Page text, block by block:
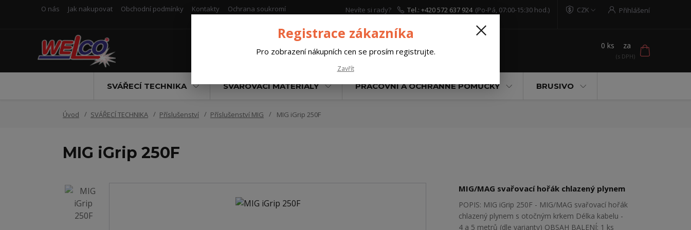
O nás Jak nakupovat Obchodní podmínky Kontakty Ochrana soukromí CZK Přihlášení
Nevíte si rady?
Tel.: +420 572 637 924 (Po-Pá, 07:00-15:30 hod.)
0 ks za
SVÁŘECÍ TECHNIKA SVAŘOVACÍ MATERIÁLY PRACOVNÍ A OCHRANNÉ POMŮCKY BRUSIVO
Úvod SVÁŘECÍ TECHNIKA Příslušenství Příslušenství MIG MIG iGrip 250F
MIG iGrip 250F
MIG/MAG svařovací hořák chlazený plynem
POPIS: MIG iGrip 250F - MIG/MAG svařovací hořák
chlazený plynem s otočným krkem Délka kabelu -
4 a 5 metrů (dle varianty) OBSAH BALENÍ: 1 ks
Registrace zákazníka
Pro zobrazení nákupních cen se prosím registrujte.
Zavřít